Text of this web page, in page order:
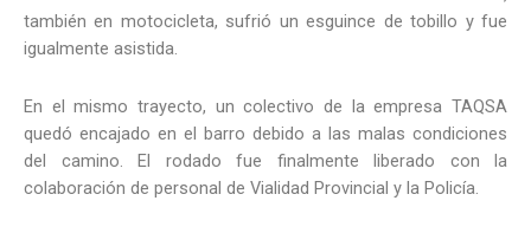
también en motocicleta, sufrió un esguince de tobillo y fue
igualmente asistida.
En el mismo trayecto, un colectivo de la empresa TAQSA
quedó encajado en el barro debido a las malas condiciones
del camino. El rodado fue finalmente liberado con la
colaboración de personal de Vialidad Provincial y la Policía.